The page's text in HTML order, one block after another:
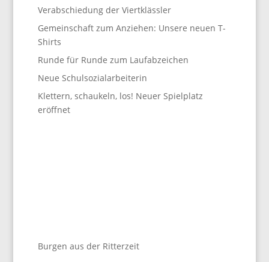
Verabschiedung der Viertklässler
Gemeinschaft zum Anziehen: Unsere neuen T-
Shirts
Runde für Runde zum Laufabzeichen
Neue Schulsozialarbeiterin
Klettern, schaukeln, los! Neuer Spielplatz
eröffnet
Burgen aus der Ritterzeit